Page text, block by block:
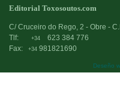
Editorial Toxosoutos.com
C/ Cruceiro do Rego, 2 - Obre -
Tlf:
+34
623 384 776
Fax:
+34 981821690
Deseño